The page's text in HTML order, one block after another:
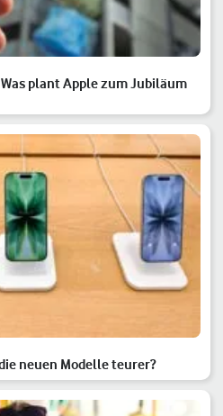
plant Apple zum Jubiläum
neuen Modelle teurer?